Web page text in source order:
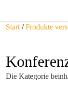
Start /Produkte
Die Kategorie